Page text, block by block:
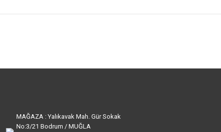
MAĞAZA : Yalıkavak Mah. Gür Sokak
No:3/21 Bodrum / MUĞLA